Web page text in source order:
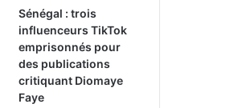
Sénégal : trois
influenceurs TikTok
emprisonnés pour
des publications
critiquant Diomaye
Faye